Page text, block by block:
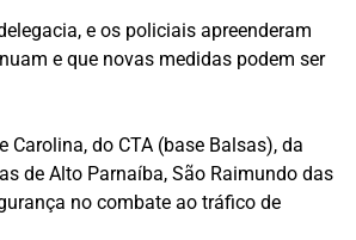
e os policiais apreenderam
e que novas medidas podem ser
do CTA (base Balsas), da
de Alto Parnaíba, São Raimundo das
no combate ao tráfico de